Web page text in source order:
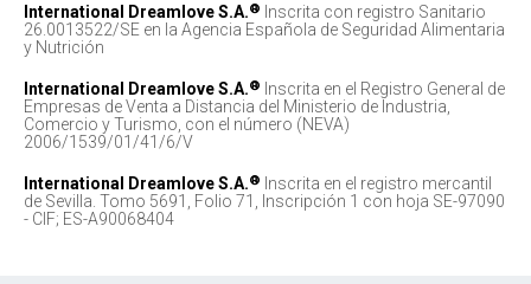
International Dreamlove S.A.®
Inscrita con registro Sanitario
26.0013522/SE en la Agencia Española de Seguridad Alimentaria
y Nutrición
International Dreamlove S.A.®
Inscrita en el Registro General de
Empresas de Venta a Distancia del Ministerio de Industria,
Comercio y Turismo, con el número (NEVA)
2006/1539/01/41/6/V
International Dreamlove S.A.®
Inscrita en el registro mercantil
de Sevilla. Tomo 5691, Folio 71, Inscripción 1 con hoja SE-97090
- CIF; ES-A90068404